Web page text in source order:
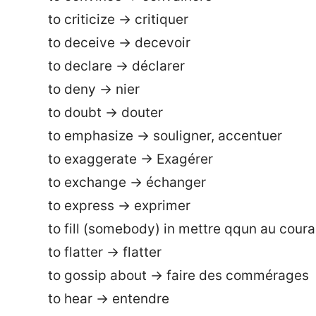
to criticize → critiquer
to deceive → decevoir
to declare → déclarer
to deny → nier
to doubt → douter
to emphasize → souligner, accentuer
to exaggerate → Exagérer
to exchange → échanger
to express → exprimer
to fill (somebody) in mettre qqun au
to flatter → flatter
to gossip about → faire des commérages
to hear → entendre